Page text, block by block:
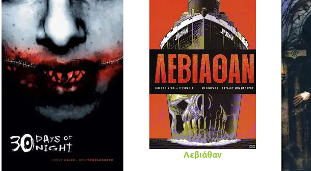
Λεβιάθαν